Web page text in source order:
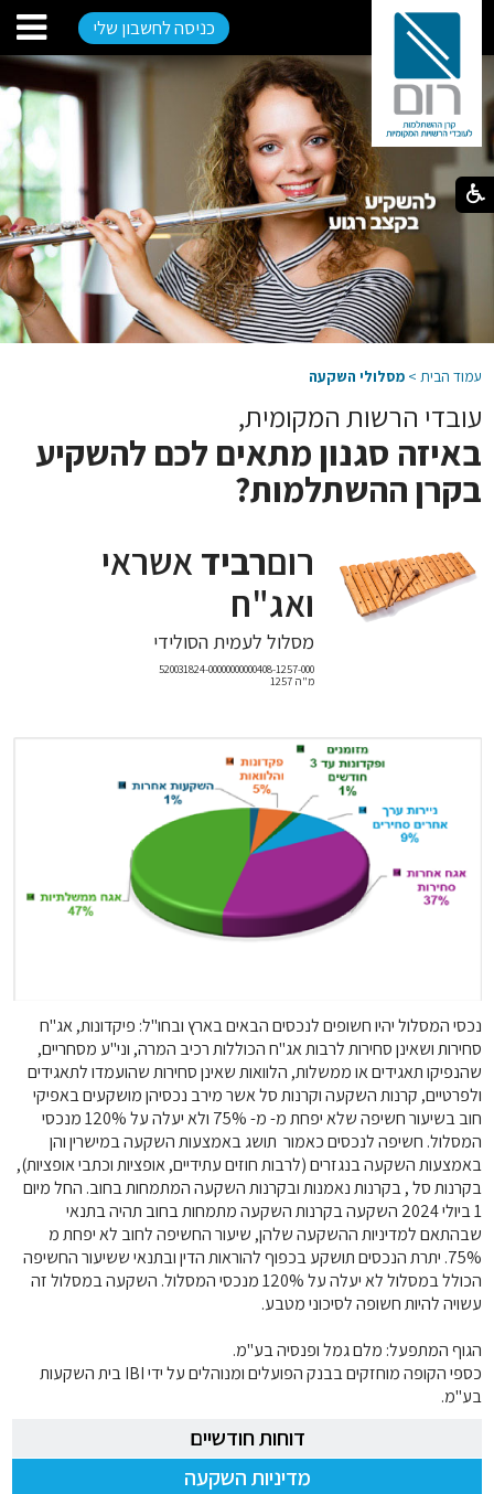
כניסה לחשבון שלי
עמוד הבית >מסלולי השקעה
עובדי הרשות המקומית,
באיזה סגנון מתאים לכם להשקיע
בקרן ההשתלמות?
רוםרביד אשראי
ואג"ח
מסלול לעמית הסולידי
520031824-00000000000408-1257-000
מ"ה 1257
נכסי המסלול יהיו חשופים לנכסים הבאים בארץ ובחו"ל: פיקדונות, אג"ח
סחירות ושאינן סחירות לרבות אג"ח הכוללות רכיב המרה, וני"ע מסחריים,
שהנפיקו תאגידים או ממשלות, הלוואות שאינן סחירות שהועמדו לתאגידים
ולפרטיים, קרנות השקעה וקרנות סל אשר מירב נכסיהן מושקעים באפיקי
חוב בשיעור חשיפה שלא יפחת מ- מ- 75% ולא יעלה על 120% מנכסי
המסלול. חשיפה לנכסים כאמור תושג באמצעות השקעה במישרין והן
באמצעות השקעה בנגזרים (לרבות חוזים עתידיים, אופציות וכתבי אופציות),
בקרנות סל , בקרנות נאמנות ובקרנות השקעה המתמחות בחוב. החל מיום
1 ביולי 2024 השקעה בקרנות השקעה מתמחות בחוב תהיה בתנאי
שבהתאם למדיניות ההשקעה שלהן, שיעור החשיפה לחוב לא יפחת מ
75%. יתרת הנכסים תושקע בכפוף להוראות הדין ובתנאי ששיעור החשיפה
הכולל במסלול לא יעלה על 120% מנכסי המסלול. השקעה במסלול זה
עשויה להיות חשופה לסיכוני מטבע.
הגוף המתפעל: מלם גמל ופנסיה בע"מ.
כספי הקופה מוחזקים בבנק הפועלים ומנוהלים על ידי IBI בית השקעות
בע"מ.
דוחות חודשיים
מדיניות השקעה